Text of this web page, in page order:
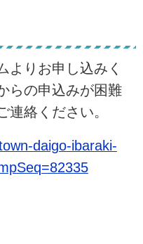
りお申し込みく
らの申込みが困難
連絡ください。
daigo-ibaraki-